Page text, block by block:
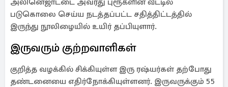
அலினெஜாட்டை அவரது புரூக்ளின் வீட்டில்
படுகொலை செய்ய நடத்தப்பட்ட சதித்திட்டத்தில்
இருந்து நூலிழையில் உயிர் தப்பியுளார்.
இருவரும் குற்றவாளிகள்
குறித்த வழக்கில் சிக்கியுள்ள இரு ரஷ்யர்கள் தற்போது
தண்டனையை எதிர்நோக்கியுள்ளனர். இருவருக்கும் 55